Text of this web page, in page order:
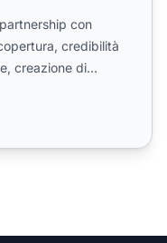
con
credibilità
creazione di